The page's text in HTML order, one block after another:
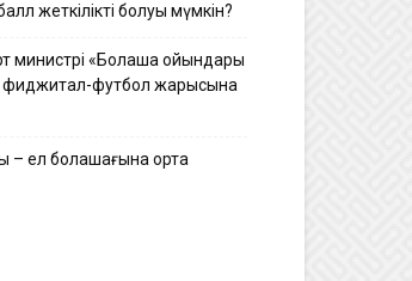
жеткілікті болуы мүмкін?
министрі «Болашақ ойындары
фиджитал-футбол жарысына
– ел болашағына ортақ